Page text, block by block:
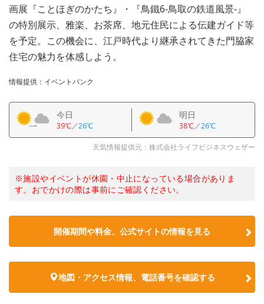
画展『ことほぎのかたち』・『鳥鐵6‐鳥取の鉄道風景‐』
の特別展示、雅楽、お茶席、地元住民による伝建ガイド等
を予定。この機会に、江戸時代より継承されてきた門脇家
住宅の魅力を体感しよう。
情報提供：イベントバンク
今日
39℃／26℃
明日
38℃／26℃
天気情報提供元：株式会社ライフビジネスウェザー
※施設やイベントが休園・中止になっている場合がありま
す。おでかけの際は事前にご確認ください。
開催期間や料金、公式サイトの情報を見る
地図・アクセス情報、電話番号を確認する